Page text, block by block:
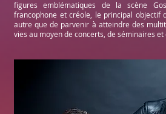
figures emblématiques de la scène
francophone et créole, le principal objectif
autre que de parvenir à atteindre des
vies au moyen de concerts, de séminaires et